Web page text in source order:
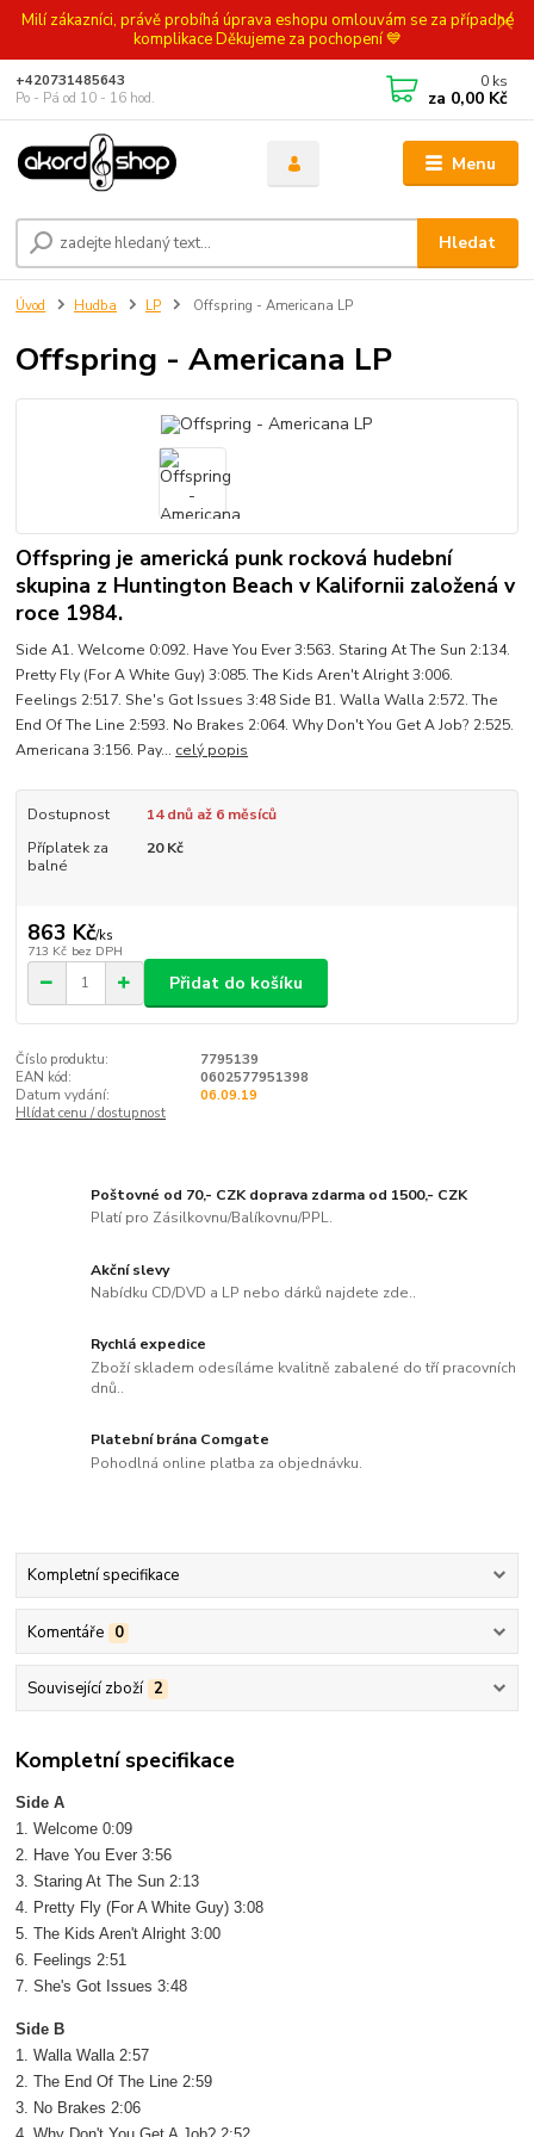
Milí zákazníci, právě probíhá úprava eshopu omlouvám se za případné
komplikace Děkujeme za pochopení 💙
Menu
Hledat
+420731485643
Po - Pá od 10 - 16 hod.
0 ks
za 0,00 Kč
Úvod Hudba LP Offspring - Americana LP
Offspring - Americana LP
Offspring je americká punk rocková hudební
skupina z Huntington Beach v Kalifornii založená v
roce 1984.
Side A1. Welcome 0:092. Have You Ever 3:563. Staring At The Sun 2:134.
Pretty Fly (For A White Guy) 3:085. The Kids Aren't Alright 3:006.
Feelings 2:517. She's Got Issues 3:48 Side B1. Walla Walla 2:572. The
End Of The Line 2:593. No Brakes 2:064. Why Don't You Get A Job? 2:525.
Americana 3:156. Pay... celý popis
Dostupnost
14 dnů až 6 měsíců
Příplatek za
balné
20 Kč
863 Kč/ks
713 Kč bez DPH
Přidat do košíku
Číslo produktu:
7795139
EAN kód:
0602577951398
Datum vydání:
06.09.19
Hlídat cenu / dostupnost
Poštovné od 70,- CZK doprava zdarma od 1500,- CZK
Platí pro Zásilkovnu/Balíkovnu/PPL.
Akční slevy
Nabídku CD/DVD a LP nebo dárků najdete zde..
Rychlá expedice
Zboží skladem odesíláme kvalitně zabalené do tří pracovních
dnů..
Platební brána Comgate
Pohodlná online platba za objednávku.
Kompletní specifikace
Komentáře 0
Související zboží 2
Kompletní specifikace
Side A
1. Welcome 0:09
2. Have You Ever 3:56
3. Staring At The Sun 2:13
4. Pretty Fly (For A White Guy) 3:08
5. The Kids Aren't Alright 3:00
6. Feelings 2:51
7. She's Got Issues 3:48
Side B
1. Walla Walla 2:57
2. The End Of The Line 2:59
3. No Brakes 2:06